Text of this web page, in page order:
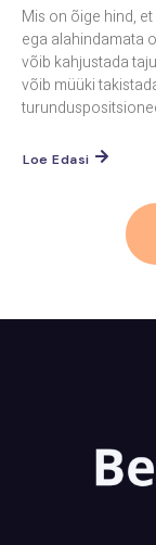
Mis on õige hind,
ega alahindamata
võib kahjustada
võib müüki
Loe Edasi